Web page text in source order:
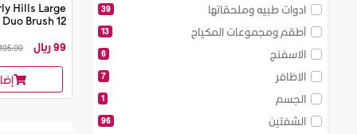
ادوات طبيه وملحقاتها 39
أطقم ومجموعات المكياج 13
الاسفنج 6
الاظافر 7
الجسم 1
الشفتين 96
Hills Large
Duo Brush 12
99 ريال
105.00 ريال